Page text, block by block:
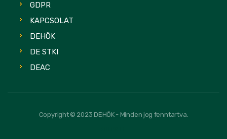
GDPR
KAPCSOLAT
DEHÖK
DE STKI
DEAC
Copyright © 2023 DEHÖK - Minden jog fenntartva.